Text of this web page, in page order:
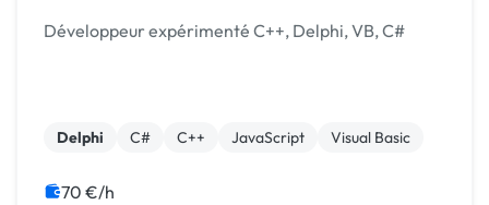
Développeur expérimenté C++, Delphi, VB, C#
Delphi C# C++ JavaScript Visual Basic
70 €/h